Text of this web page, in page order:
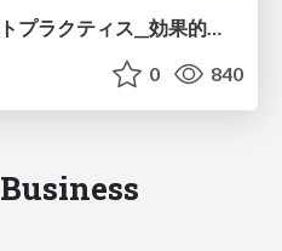
Amazon_Connectのベストプラクティス__効果的な設計と運用の秘訣_20240730_.pdf
0 840